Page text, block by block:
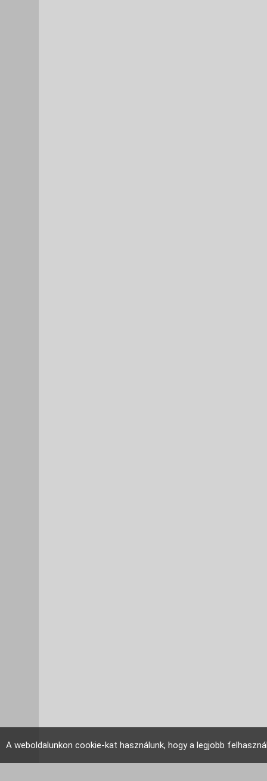
A weboldalunkon cookie-kat használunk, hogy a legjobb